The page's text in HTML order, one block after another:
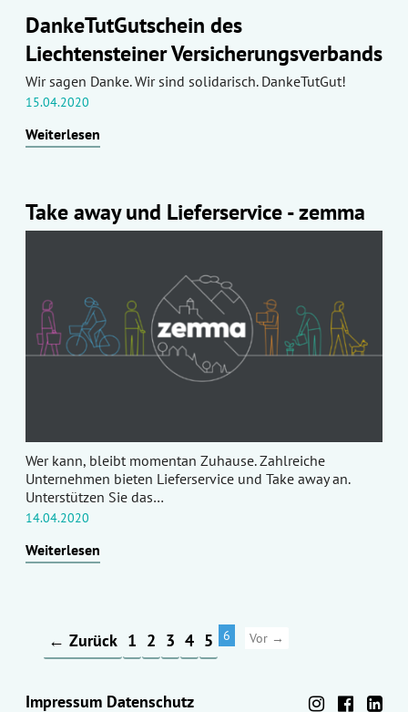
DankeTutGutschein des
Liechtensteiner Versicherungsverbands
Wir sagen Danke. Wir sind solidarisch. DankeTutGut!
15.04.2020
Weiterlesen
Take away und Lieferservice - zemma
Wer kann, bleibt momentan Zuhause. Zahlreiche
Unternehmen bieten Lieferservice und Take away an.
Unterstützen Sie das…
14.04.2020
Weiterlesen
← Zurück 1 2 3 4 5 6 Vor →
Impressum Datenschutz